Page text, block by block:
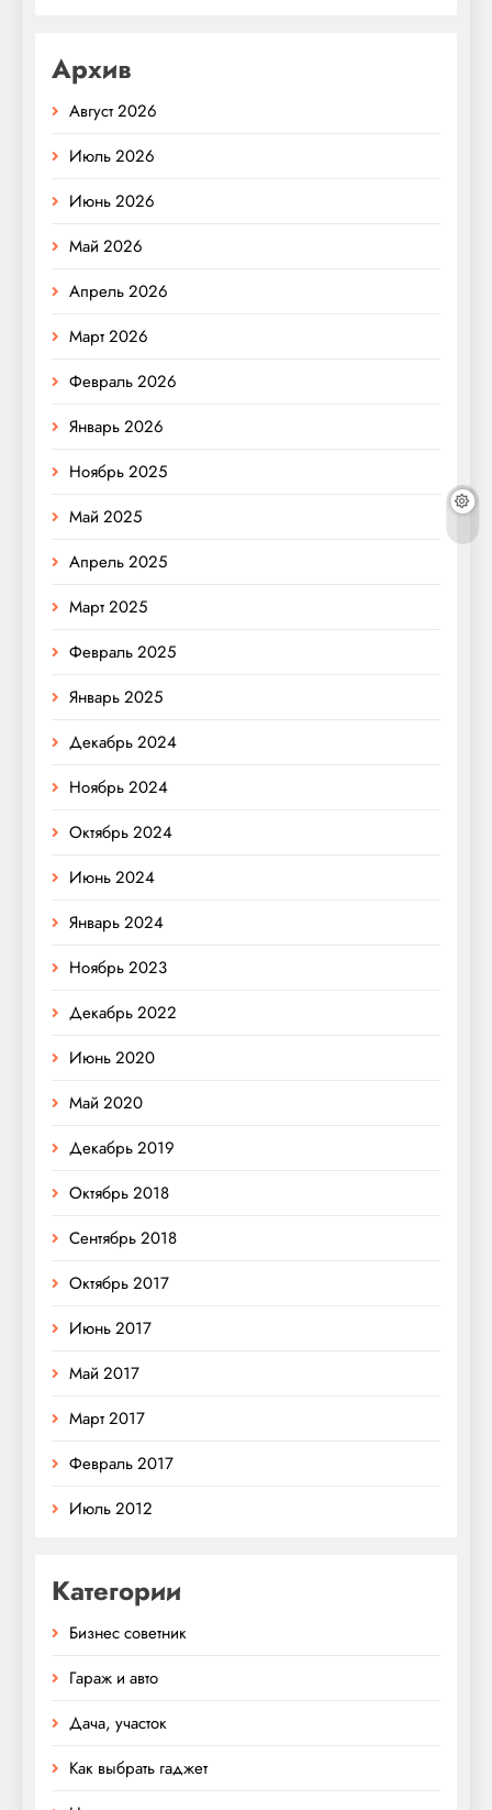
Архив
Август 2026
Июль 2026
Июнь 2026
Май 2026
Апрель 2026
Март 2026
Февраль 2026
Январь 2026
Ноябрь 2025
Май 2025
Апрель 2025
Март 2025
Февраль 2025
Январь 2025
Декабрь 2024
Ноябрь 2024
Октябрь 2024
Июнь 2024
Январь 2024
Ноябрь 2023
Декабрь 2022
Июнь 2020
Май 2020
Декабрь 2019
Октябрь 2018
Сентябрь 2018
Октябрь 2017
Июнь 2017
Май 2017
Март 2017
Февраль 2017
Июль 2012
Категории
Бизнес советник
Гараж и авто
Дача, участок
Как выбрать гаджет